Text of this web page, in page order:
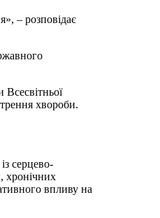
– розповідає
хвороби.
серцево-
хронічних
впливу на